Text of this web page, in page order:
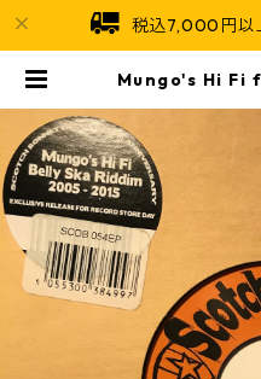
税込7,000円以
Mungo's Hi Fi